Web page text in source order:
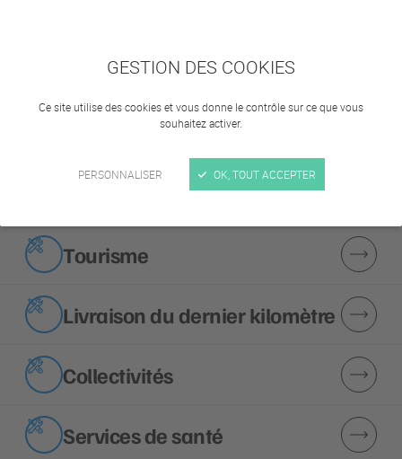
GESTION DES COOKIES
Ce site utilise des cookies et vous donne le contrôle sur ce que vous
souhaitez activer.
PERSONNALISER OK, TOUT ACCEPTER
Segments
Tourisme
Livraison du dernier kilomètre
Collectivités
Services de santé